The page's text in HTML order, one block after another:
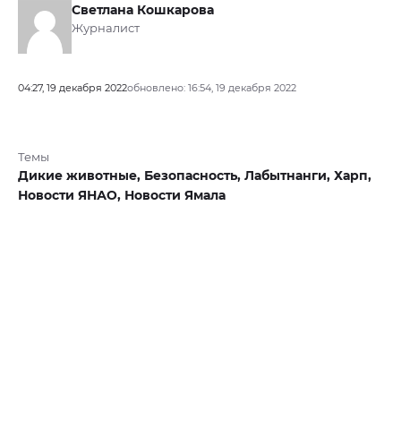
Светлана Кошкарова
Журналист
04:27, 19 декабря 2022обновлено: 16:54, 19 декабря 2022
Темы
Дикие животные, Безопасность, Лабытнанги, Харп,
Новости ЯНАО, Новости Ямала